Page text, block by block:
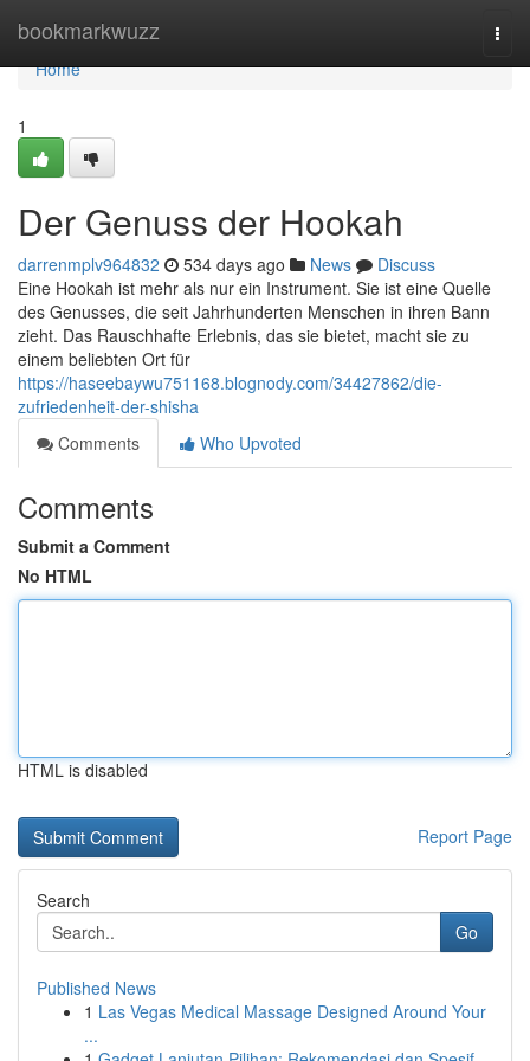
bookmarkwuzz
Home
Home
1
Der Genuss der Hookah
darrenmplv964832 534 days ago News
Discuss
Eine Hookah ist mehr als nur ein Instrument. Sie ist eine Quelle
des Genusses, die seit Jahrhunderten Menschen in ihren Bann
zieht. Das Rauschhafte Erlebnis, das sie bietet, macht sie zu
einem beliebten Ort für
https://haseebaywu751168.blognody.com/34427862/die-
zufriedenheit-der-shisha
Comments
Who Upvoted
Comments
Submit a Comment
No HTML
HTML is disabled
Report Page
Search
Go
Published News
1 Las Vegas Medical Massage Designed Around Your
...